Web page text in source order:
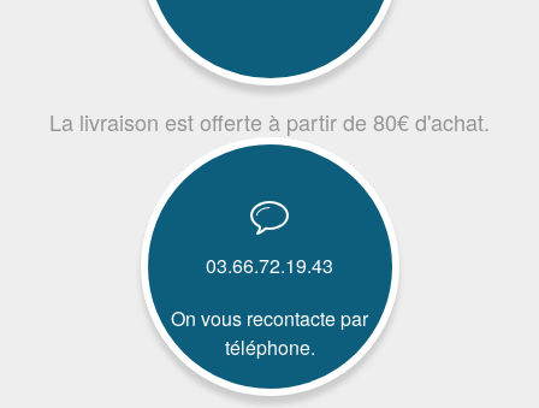
La livraison est offerte à partir de 80€ d'achat.
03.66.72.19.43
On vous recontacte par
téléphone.